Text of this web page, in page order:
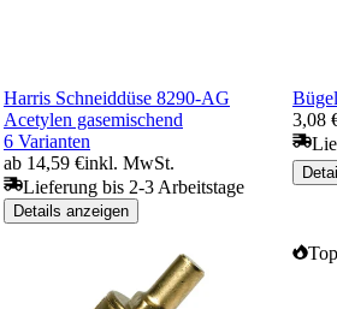
Harris Schneiddüse 8290-AG
Acetylen gasemischend
6 Varianten
ab 14,59 €inkl. MwSt.
Lieferung bis 2-3 Arbeitstage
Details anzeigen
3,08